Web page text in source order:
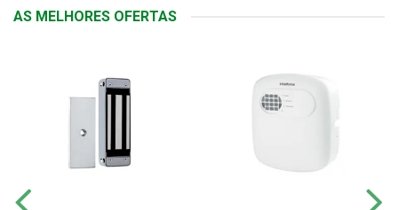
AS MELHORES OFERTAS